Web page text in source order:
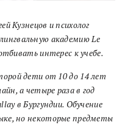
Кузнецов и психолог
академию Le
интерес к учебе.
дети от 10 до 14 лет
а четыре раза в год
в Бургундии. Обучение
но некоторые предметы